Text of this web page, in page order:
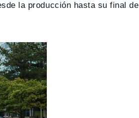
la producción hasta su final de